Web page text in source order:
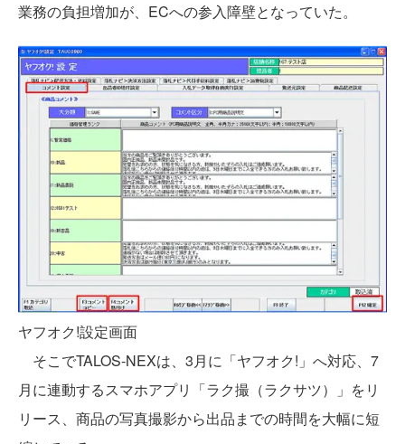
業務の負担増加が、ECへの参入障壁となっていた。
ヤフオク!設定画面
そこでTALOS-NEXは、3月に「ヤフオク!」へ対応、7
月に連動するスマホアプリ「ラク撮（ラクサツ）」をリ
リース、商品の写真撮影から出品までの時間を大幅に短